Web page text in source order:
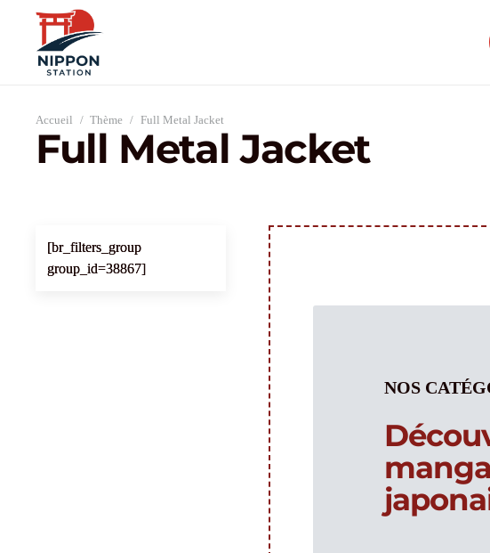
Accueil / Thème / Full Metal Jacket
Full Metal Jacket
[br_filters_group
group_id=38867]
NOS